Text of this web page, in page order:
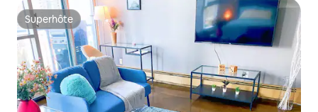
Superhôte
Superhôte